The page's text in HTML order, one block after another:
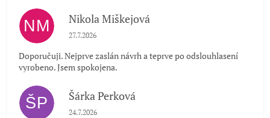
NM Nikola Miškejová
Hodnocení obchodu je 5 z 5 hvězdiček.
27.7.2026
Doporučuji. Nejprve zaslán návrh a teprve po odslouhlasení
vyrobeno. Jsem spokojena.
ŠP Šárka Perková
Hodnocení obchodu je 5 z 5 hvězdiček.
24.7.2026